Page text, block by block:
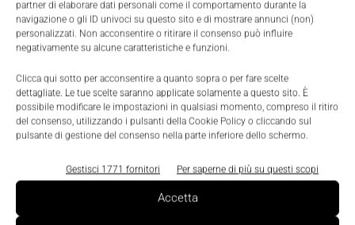
partner di elaborare dati personali come il comportamento durante la
navigazione o gli ID univoci su questo sito e di mostrare annunci (non)
personalizzati. Non acconsentire o ritirare il consenso può influire
negativamente su alcune caratteristiche e funzioni.
Clicca qui sotto per acconsentire a quanto sopra o per fare scelte
dettagliate. Le tue scelte saranno applicate solamente a questo sito. È
possibile modificare le impostazioni in qualsiasi momento, compreso il ritiro
del consenso, utilizzando i pulsanti della Cookie Policy o cliccando sul
pulsante di gestione del consenso nella parte inferiore dello schermo.
Gestisci 1771 fornitori Per saperne di più su questi scopi
Accetta
TAGS Comparato Nello Servocomandi Pro